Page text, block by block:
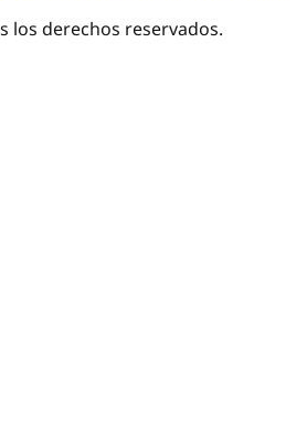
los derechos reservados.